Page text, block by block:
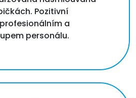
Pozitivní
a
personálu.